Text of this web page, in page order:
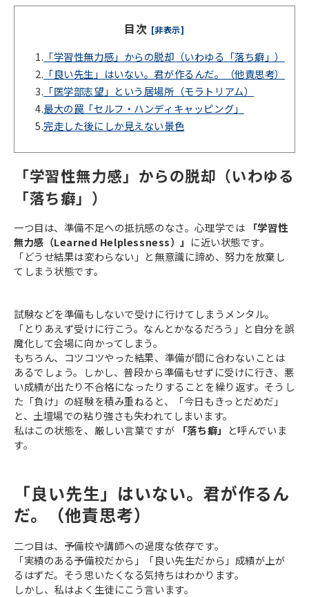
目次 [非表示]
1. 「学習性無力感」からの脱却（いわゆる「落ち癖」）
2. 「良い先生」はいない。君が作るんだ。（他責思考）
3. 「医学部志望」という居場所（モラトリアム）
4.最大の罠「セルフ・ハンディキャッピング」
5.完走した後にしか見えない景色
「学習性無力感」からの脱却（いわゆる
「落ち癖」）
一つ目は、準備不足への抵抗感のなさ。心理学では
「学習性
無力感（Learned Helplessness）」 に近い状態です。
「どうせ結果は変わらない」と無意識に諦め、努力を放棄し
てしまう状態です。
試験などを準備もしないで受けに行けてしまうメンタル。
「とりあえず受けに行こう。なんとかなるだろう」と自分を誤
魔化して会場に向かってしまう。
もちろん、コツコツやった結果、準備が間に合わないことは
あるでしょう。しかし、普段から準備もせずに受けに行き、悪
い成績が出たり不合格になったりすることを繰り返す。そうし
た「負け」の経験を積み重ねると、「今日もきっとだめだ」
と、土壇場での粘り強さも失われてしまいます。
私はこの状態を、厳しい言葉ですが
「落ち癖」
と呼んでいま
す。
「良い先生」はいない。君が作るん
だ。（他責思考）
二つ目は、予備校や講師への過度な依存です。
「実績のある予備校だから」「良い先生だから」成績が上が
るはずだ。そう思いたくなる気持ちはわかります。
しかし、私はよく生徒にこう言います。